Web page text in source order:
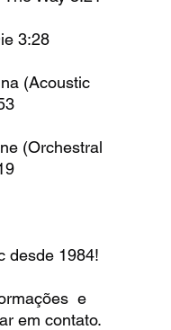
3:28
(Acoustic
(Orchestral
desde 1984!
e
em contato.